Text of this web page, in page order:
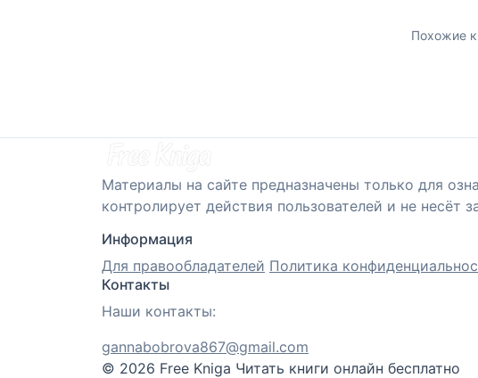
Похожие
Материалы на сайте предназначены только для
контролирует действия пользователей и не несёт
Информация
Для правообладателей Политика
Контакты
Наши контакты:
gannabobrova867@gmail.com
© 2026 Free Kniga Читать книги онлайн бесплатно